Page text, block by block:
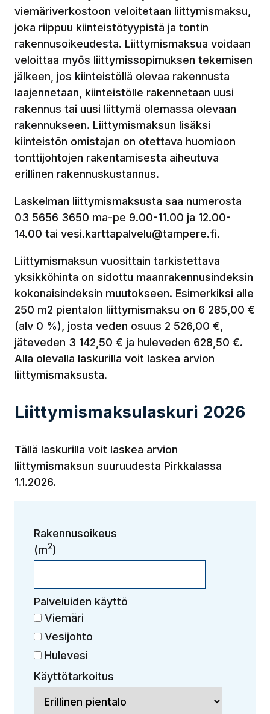
viemäriverkostoon veloitetaan liittymismaksu,
joka riippuu kiinteistötyypistä ja tontin
rakennusoikeudesta. Liittymismaksua voidaan
veloittaa myös liittymissopimuksen tekemisen
jälkeen, jos kiinteistöllä olevaa rakennusta
laajennetaan, kiinteistölle rakennetaan uusi
rakennus tai uusi liittymä olemassa olevaan
rakennukseen. Liittymismaksun lisäksi
kiinteistön omistajan on otettava huomioon
tonttijohtojen rakentamisesta aiheutuva
erillinen rakennuskustannus.
Laskelman liittymismaksusta saa numerosta
03 5656 3650 ma-pe 9.00-11.00 ja 12.00-
14.00 tai vesi.karttapalvelu@tampere.fi.
Liittymismaksun vuosittain tarkistettava
yksikköhinta on sidottu maanrakennusindeksin
kokonaisindeksin muutokseen. Esimerkiksi alle
250 m2 pientalon liittymismaksu on 6 285,00 €
(alv 0 %), josta veden osuus 2 526,00 €,
jäteveden 3 142,50 € ja huleveden 628,50 €.
Alla olevalla laskurilla voit laskea arvion
liittymismaksusta.
Liittymismaksulaskuri 2026
Tällä laskurilla voit laskea arvion
liittymismaksun suuruudesta Pirkkalassa
1.1.2026.
Rakennusoikeus
(m2)
Palveluiden käyttö
Viemäri
Vesijohto
Hulevesi
Käyttötarkoitus